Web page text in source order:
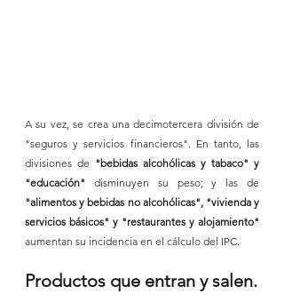
A su vez, se crea una decimotercera división de
"seguros y servicios financieros". En tanto, las
divisiones de "bebidas alcohólicas y tabaco" y
"educación"
"alimentos y bebidas no alcohólicas", "vivienda y
servicios básicos" y "restaurantes y alojamiento"
aumentan su incidencia en el cálculo del IPC.
Productos que entran y salen.